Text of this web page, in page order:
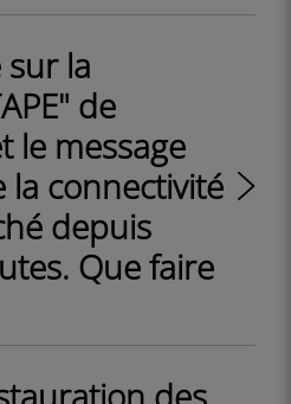
sur la
de
le message
la connectivité
depuis
Que faire